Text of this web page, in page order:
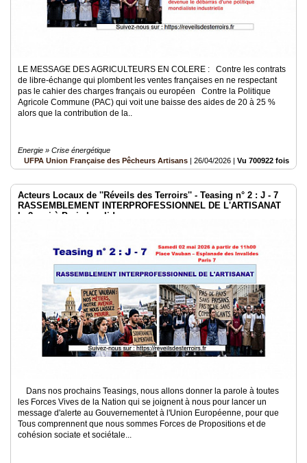
LE MESSAGE DES AGRICULTEURS EN COLERE : Contre les contrats
de libre-échange qui plombent les ventes françaises en ne respectant
pas le cahier des charges français ou européen Contre la Politique
Agricole Commune (PAC) qui voit une baisse des aides de 20 à 25 %
alors que la contribution de la..
Energie » Crise énergétique
UFPA Union Française des Pêcheurs Artisans | 26/04/2026 | Vu 700922 fois
Acteurs Locaux de ''Réveils des Terroirs'' - Teasing n° 2 : J - 7
RASSEMBLEMENT INTERPROFESSIONNEL DE L'ARTISANAT
le 2 mai à Paris Invalides
Dans nos prochains Teasings, nous allons donner la parole à toutes
les Forces Vives de la Nation qui se joignent à nous pour lancer un
message d'alerte au Gouvernementet à l'Union Européenne, pour que
Tous comprennent que nous sommes Forces de Propositions et de
cohésion sociate et sociétale...